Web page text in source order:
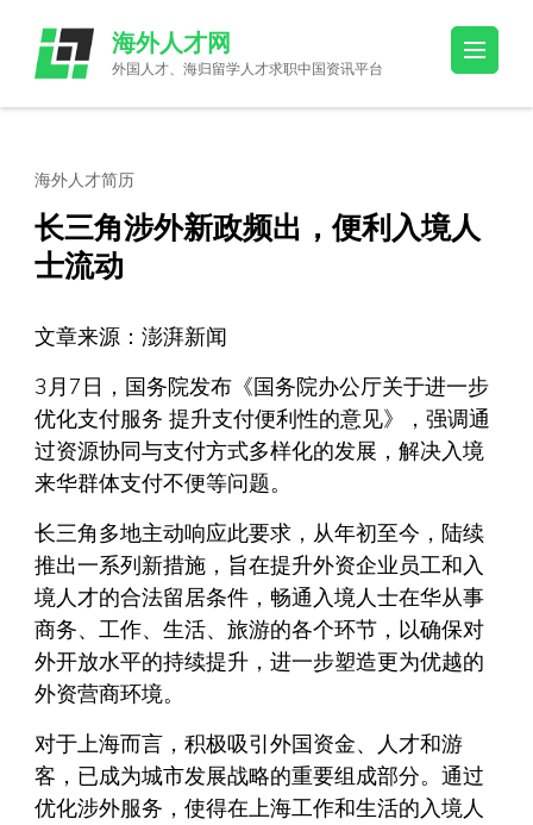
content
(Press
海外人才网
外国人才、海归留学人才求职中国资讯平台
海外人才简历
长三角涉外新政频出，便利入境人
士流动
文章来源：澎湃新闻
3月7日，国务院发布《国务院办公厅关于进一步
优化支付服务 提升支付便利性的意见》，强调通
过资源协同与支付方式多样化的发展，解决入境
来华群体支付不便等问题。
长三角多地主动响应此要求，从年初至今，陆续
推出一系列新措施，旨在提升外资企业员工和入
境人才的合法留居条件，畅通入境人士在华从事
商务、工作、生活、旅游的各个环节，以确保对
外开放水平的持续提升，进一步塑造更为优越的
外资营商环境。
对于上海而言，积极吸引外国资金、人才和游
客，已成为城市发展战略的重要组成部分。通过
优化涉外服务，使得在上海工作和生活的入境人